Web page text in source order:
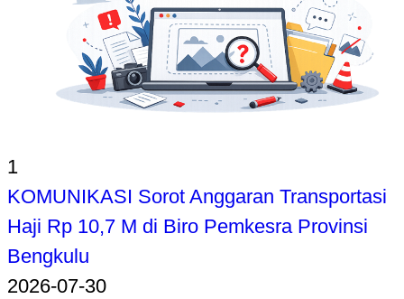
1
KOMUNIKASI Sorot Anggaran Transportasi
Haji Rp 10,7 M di Biro Pemkesra Provinsi
Bengkulu
2026-07-30